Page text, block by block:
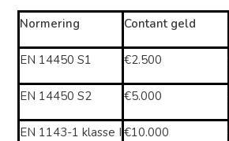
Normering Contant geld
EN 14450 S1 €2.500
EN 14450 S2 €5.000
EN 1143-1 klasse I €10.000